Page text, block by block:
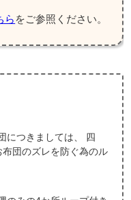
ら をご参照ください。
につきましては、 四
団のズレを防ぐ為のル